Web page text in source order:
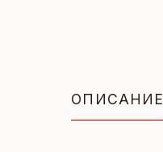
ОПИСАНИЕ